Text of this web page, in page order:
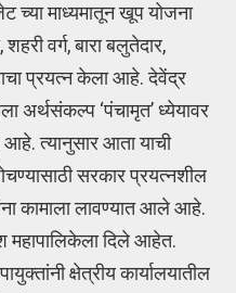
च्या माध्यमातून खूप योजना
वर्ग, बारा बलुतेदार,
प्रयत्न केला आहे. देवेंद्र
अर्थसंकल्प ‘पंचामृत’ ध्येयावर
त्यानुसार आता याची
सरकार प्रयत्नशील
कामाला लावण्यात आले आहे.
महापालिकेला दिले आहेत.
क्षेत्रीय कार्यालयातील